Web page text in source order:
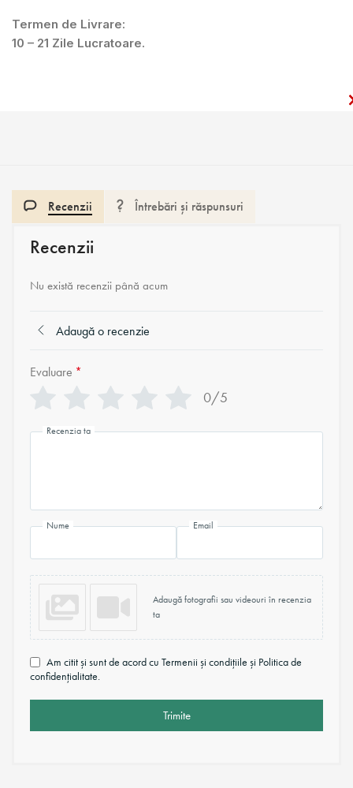
Termen de Livrare:
10 – 21 Zile Lucratoare.
Recenzii Întrebări și răspunsuri
Recenzii
Nu există recenzii până acum
Adaugă o recenzie
Evaluare *
0/5
Recenzia ta
Nume Email
Adaugă fotografii sau videouri în recenzia
ta
Am citit și sunt de acord cu Termenii și condițiile și Politica de
confidențialitate.
Trimite